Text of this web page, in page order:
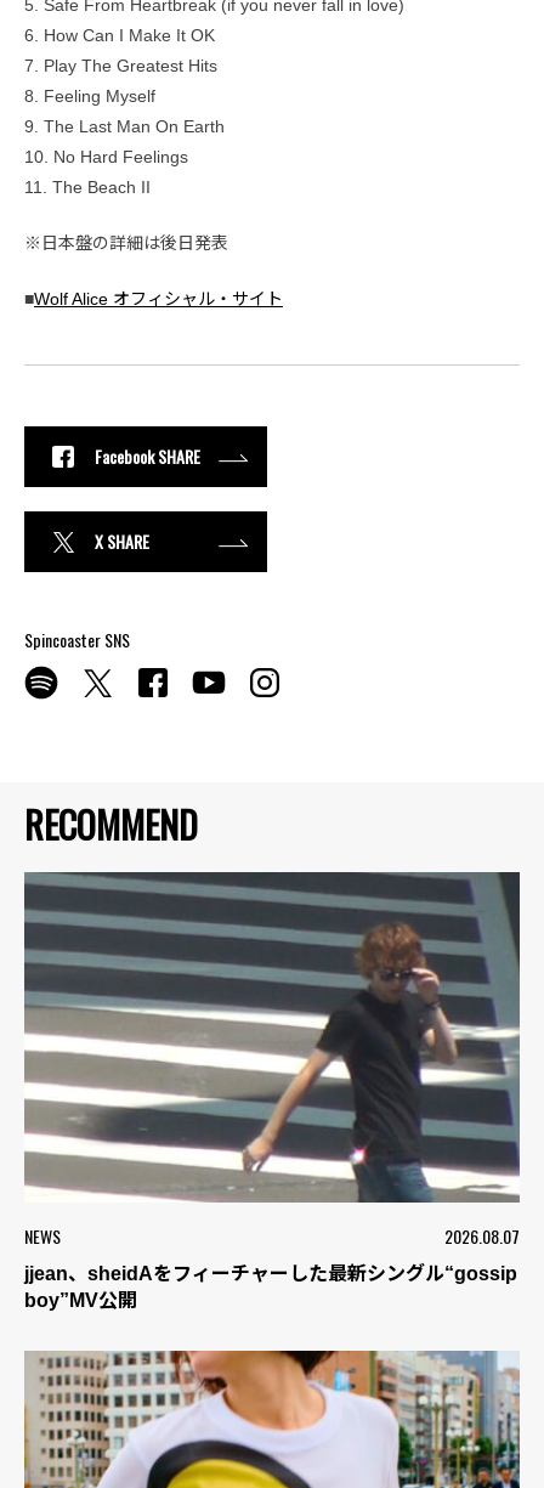
RECOMMEND
NEWS 2026.08.07
jjean、sheidAをフィーチャーした最新シングル“gossip
boy”MV公開
5. Safe From Heartbreak (if you never fall in love)
6. How Can I Make It OK
7. Play The Greatest Hits
8. Feeling Myself
9. The Last Man On Earth
10. No Hard Feelings
11. The Beach II
※日本盤の詳細は後日発表
■Wolf Alice オフィシャル・サイト
Facebook SHARE
X SHARE
Spincoaster SNS